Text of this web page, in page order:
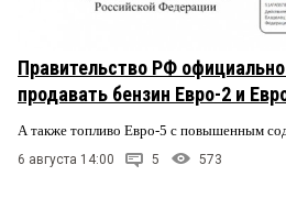
Правительство РФ
продавать бензин Евро-2 и
А также топливо Евро-5 с повышенным
6 августа 14:00 5 573